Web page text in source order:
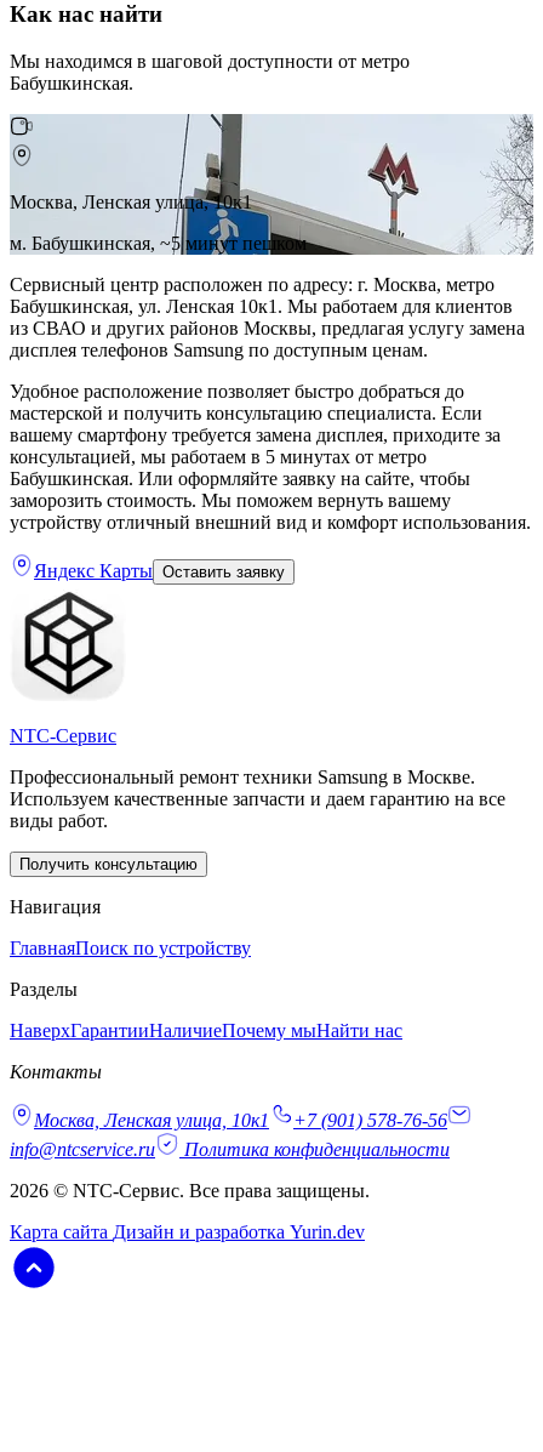
Как нас найти
Мы находимся в шаговой доступности от метро
Бабушкинская.
Москва, Ленская улица, 10к1
м. Бабушкинская, ~5 минут пешком
Сервисный центр расположен по адресу: г. Москва, метро
Бабушкинская, ул. Ленская 10к1. Мы работаем для клиентов
из СВАО и других районов Москвы, предлагая услугу замена
дисплея телефонов Samsung по доступным ценам.
Удобное расположение позволяет быстро добраться до
мастерской и получить консультацию специалиста. Если
вашему смартфону требуется замена дисплея, приходите за
консультацией, мы работаем в 5 минутах от метро
Бабушкинская. Или оформляйте заявку на сайте, чтобы
заморозить стоимость. Мы поможем вернуть вашему
устройству отличный внешний вид и комфорт использования.
Яндекс Карты Оставить заявку
NTC-Сервис
Профессиональный ремонт техники Samsung в Москве.
Используем качественные запчасти и даем гарантию на все
виды работ.
Получить консультацию
Навигация
ГлавнаяПоиск по устройству
Разделы
НаверхГарантииНаличиеПочему мыНайти нас
Контакты
Москва, Ленская улица, 10к1
+7 (901) 578-76-56
info@ntcservice.ru
Политика конфиденциальности
2026 © NTC-Сервис. Все права защищены.
Карта сайта Дизайн и разработка Yurin.dev